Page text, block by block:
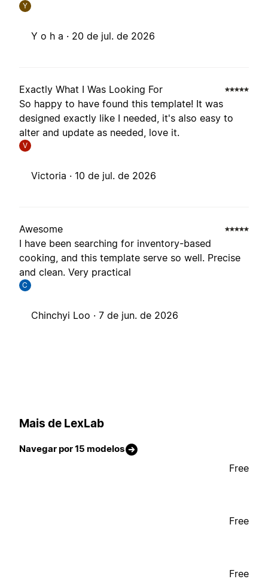
Y
Y o h a · 20 de jul. de 2026
Exactly What I Was Looking For
So happy to have found this template! It was
designed exactly like I needed, it's also easy to
alter and update as needed, love it.
V
Victoria · 10 de jul. de 2026
Awesome
I have been searching for inventory-based
cooking, and this template serve so well. Precise
and clean. Very practical
C
Chinchyi Loo · 7 de jun. de 2026
Mais de LexLab
Navegar por 15 modelos
Free
Free
Free